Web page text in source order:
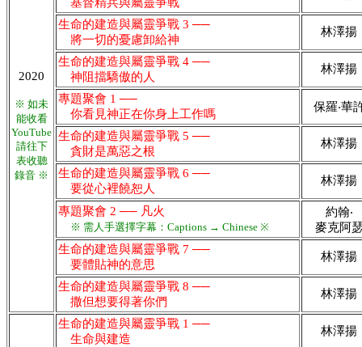
2020
※ 如未
能收看
YouTube
請往下
表收聽
錄音 ※
生命的建造與屬靈爭戰 3 ──
將一切的憂慮卸給神
林澤揚
生命的建造與屬靈爭戰 4 ──
神阻擋驕傲的人
林澤揚
專題聚會 1 ──
你看見神正在你身上工作嗎
保羅‧華
生命的建造與屬靈爭戰 5 ──
貪財是萬惡之根
林澤揚
生命的建造與屬靈爭戰 6 ──
要從心裡饒恕人
林澤揚
專題聚會 2 ── 凡火
※ 需人手選擇字幕：Captions → Chinese ※
約翰‧
麥克阿
生命的建造與屬靈爭戰 7 ──
要體貼神的意思
林澤揚
生命的建造與屬靈爭戰 8 ──
撒但想要得著你們
林澤揚
生命的建造與屬靈爭戰 1 ──
生命與建造
林澤揚